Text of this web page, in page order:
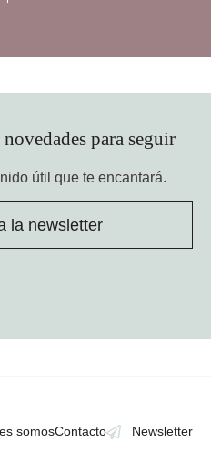
para seguir
útil que te encantará.
la newsletter
somosContacto Newsletter